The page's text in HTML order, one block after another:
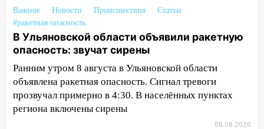
15:47
Ульяновцы могут вернуть деньги
за абонементы закрывшегося фитнес-
клуба «Рекорд-Fitness»
15:34 После вмешательства
прокуратуры в селах Ульяновской
области привели в порядок детские
площадки
15:27 Прокуратура проверяет
Важное Новости Происшествия
Статьи
#ракетная опасность
В Ульяновской области объявили ракетную
опасность: звучат сирены
Ранним утром 8 августа в Ульяновской области
объявлена ракетная опасность. Сигнал тревоги
прозвучал примерно в 4:30. В населённых пунктах
региона включены сирены
08.08.2026